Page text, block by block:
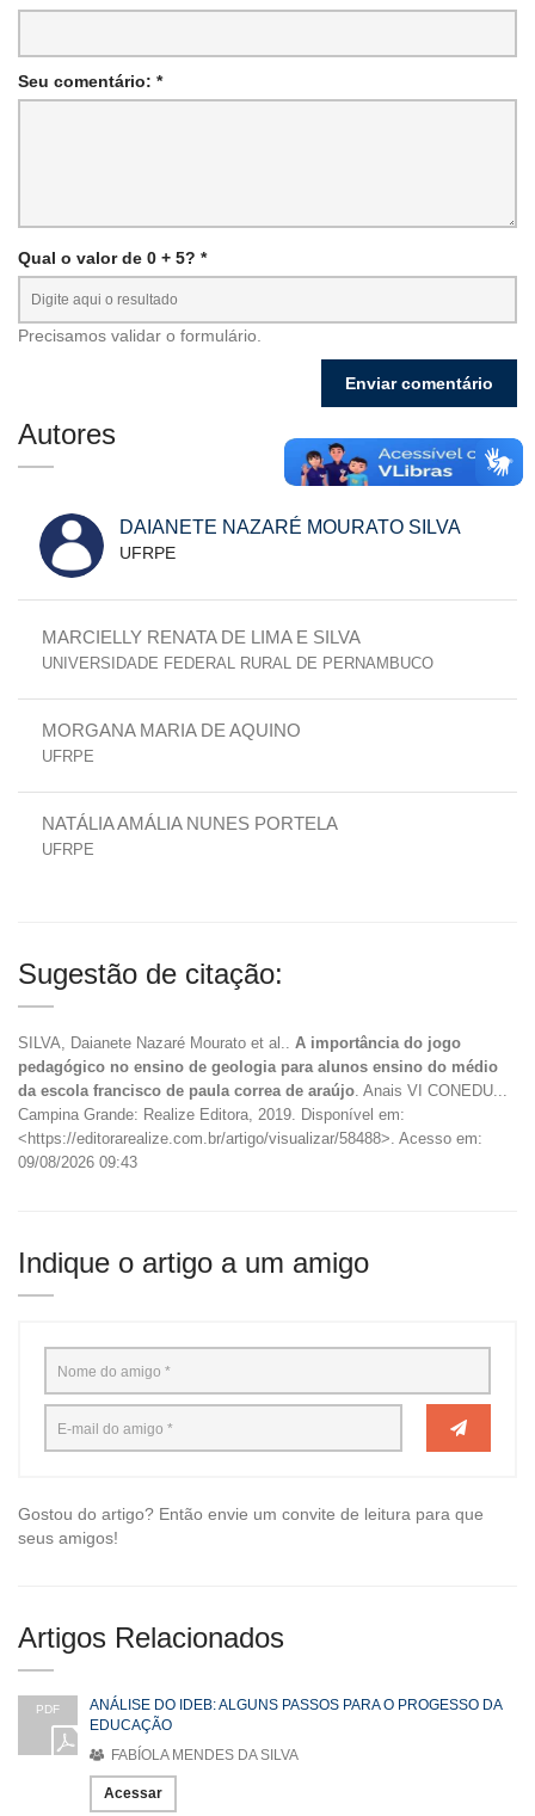
Seu comentário: *
Qual o valor de 0 + 5? *
Precisamos validar o formulário.
Autores
DAIANETE NAZARÉ MOURATO SILVA
UFRPE
MARCIELLY RENATA DE LIMA E SILVA
UNIVERSIDADE FEDERAL RURAL DE PERNAMBUCO
MORGANA MARIA DE AQUINO
UFRPE
NATÁLIA AMÁLIA NUNES PORTELA
UFRPE
Sugestão de citação:
SILVA, Daianete Nazaré Mourato et al.. A importância do jogo
pedagógico no ensino de geologia para alunos ensino do médio
da escola francisco de paula correa de araújo. Anais VI CONEDU...
Campina Grande: Realize Editora, 2019. Disponível em:
<https://editorarealize.com.br/artigo/visualizar/58488>. Acesso em:
09/08/2026 09:43
Indique o artigo a um amigo
Gostou do artigo? Então envie um convite de leitura para que
seus amigos!
Artigos Relacionados
PDF
ANÁLISE DO IDEB: ALGUNS PASSOS PARA O PROGESSO DA
EDUCAÇÃO
FABÍOLA MENDES DA SILVA
Acessar